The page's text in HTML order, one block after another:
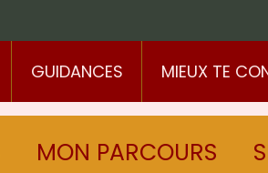
GUIDANCES MIEUX TE
MON PARCOURS